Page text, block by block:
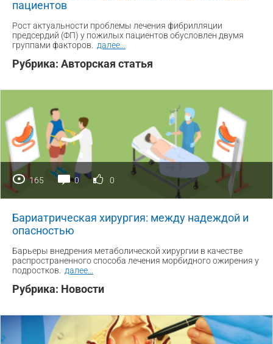
пациентов
Рост актуальности проблемы лечения фибрилляции
предсердий (ФП) у пожилых пациентов обусловлен двумя
группами факторов.
далее
Рубрика: Авторская статья
165 0 0
Бариатрическая хирургия: между надеждой и
опасностью
Барьеры внедрения метаболической хирургии в качестве
распространенного способа лечения морбидного ожирения у
подростков.
далее
Рубрика: Новости